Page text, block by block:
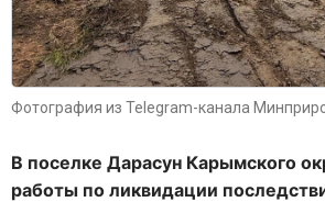
Фотография из Telegram-канала
В поселке Дарасун Карымского
работы по ликвидации